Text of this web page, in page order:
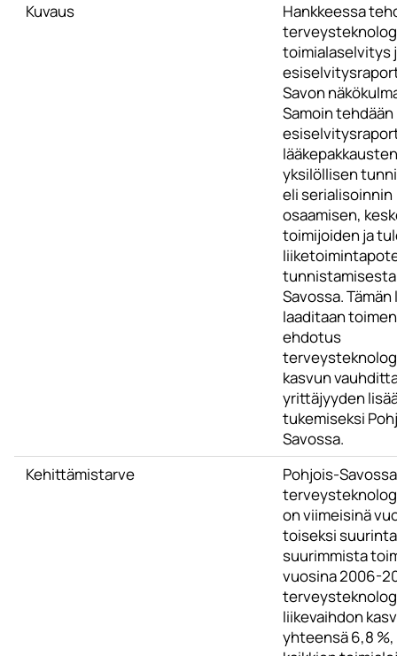
Kuvaus
Hankkeessa
toimialaselvitys
Savon
Samoin tehdään
lääkepakkausten
yksilöllisen
eli serialisoinnin
osaamisen,
toimijoiden ja
Savossa. Tämän
laaditaan
ehdotus
kasvun
yrittäjyyden
tukemiseksi
Savossa.
Kehittämistarve
Pohjois-Savossa
on viimeisinä
toiseksi
suurimmista
vuosina 2006-
liikevaihdon
yhteensä 6,8 %,